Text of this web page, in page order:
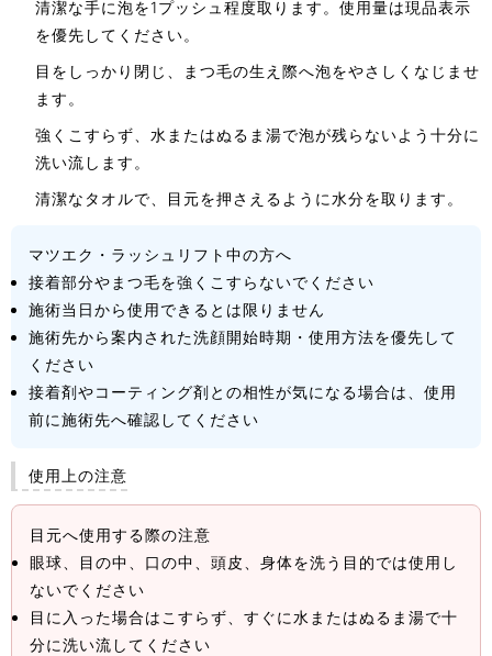
清潔な手に泡を1プッシュ程度取ります。使用量は現品表示
を優先してください。
目をしっかり閉じ、まつ毛の生え際へ泡をやさしくなじませ
ます。
強くこすらず、水またはぬるま湯で泡が残らないよう十分に
洗い流します。
清潔なタオルで、目元を押さえるように水分を取ります。
マツエク・ラッシュリフト中の方へ
接着部分やまつ毛を強くこすらないでください
施術当日から使用できるとは限りません
施術先から案内された洗顔開始時期・使用方法を優先して
ください
接着剤やコーティング剤との相性が気になる場合は、使用
前に施術先へ確認してください
使用上の注意
目元へ使用する際の注意
眼球、目の中、口の中、頭皮、身体を洗う目的では使用し
ないでください
目に入った場合はこすらず、すぐに水またはぬるま湯で十
分に洗い流してください